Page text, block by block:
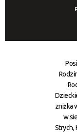
zniżka
w
Strych,